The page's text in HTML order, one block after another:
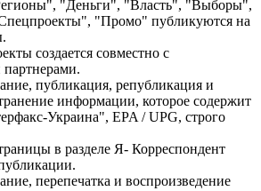
"Деньги", "Власть", "Выборы",
"Промо" публикуются на
создается совместно с
публикация, републикация и
информации, которое содержит
Украина", EPA / UPG, строго
в разделе Я- Корреспондент
перепечатка и воспроизведение